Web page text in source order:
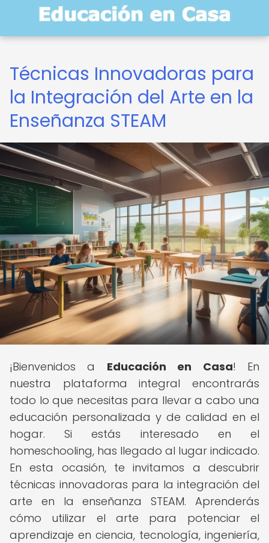
Técnicas Innovadoras para
la Integración del Arte en la
Enseñanza STEAM
¡Bienvenidos a Educación en Casa! En
nuestra plataforma integral encontrarás
todo lo que necesitas para llevar a cabo una
educación personalizada y de calidad en el
hogar. Si estás interesado en el
homeschooling, has llegado al lugar indicado.
En esta ocasión, te invitamos a descubrir
técnicas innovadoras para la integración del
arte en la enseñanza STEAM. Aprenderás
cómo utilizar el arte para potenciar el
aprendizaje en ciencia, tecnología, ingeniería,